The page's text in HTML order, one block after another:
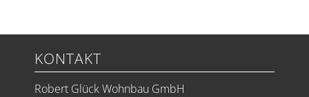
KONTAKT
Robert Glück Wohnbau GmbH